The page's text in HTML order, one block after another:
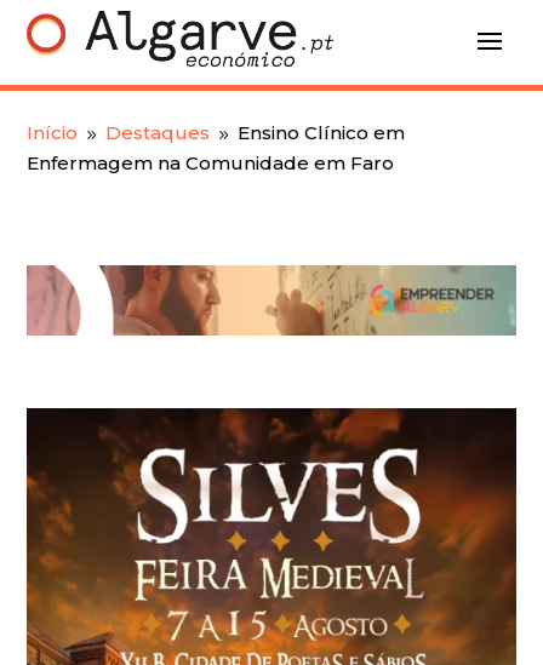
Início 9 Destaques 9 Ensino Clínico em
Enfermagem na Comunidade em Faro